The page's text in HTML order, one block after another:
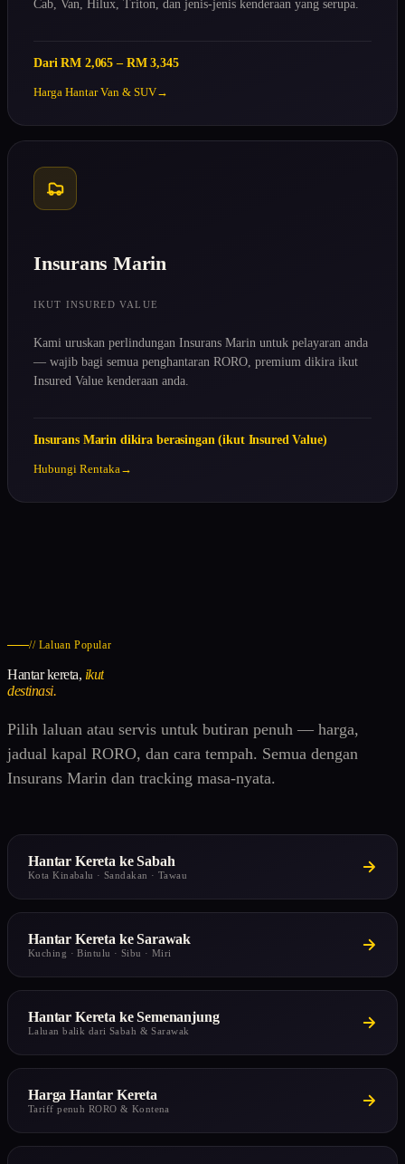
Cab, Van, Hilux, Triton, dan jenis-jenis kenderaan yang serupa.
Dari RM 2,065 – RM 3,345
Harga Hantar Van & SUV
Insurans Marin
IKUT INSURED VALUE
Kami uruskan perlindungan Insurans Marin untuk pelayaran anda
— wajib bagi semua penghantaran RORO, premium dikira ikut
Insured Value kenderaan anda.
Insurans Marin dikira berasingan (ikut Insured Value)
Hubungi Rentaka
// Laluan Popular
Hantar kereta, ikut
destinasi.
Pilih laluan atau servis untuk butiran penuh — harga,
jadual kapal RORO, dan cara tempah. Semua dengan
Insurans Marin dan tracking masa-nyata.
Hantar Kereta ke Sabah
Kota Kinabalu · Sandakan · Tawau
Hantar Kereta ke Sarawak
Kuching · Bintulu · Sibu · Miri
Hantar Kereta ke Semenanjung
Laluan balik dari Sabah & Sarawak
Harga Hantar Kereta
Tariff penuh RORO & Kontena